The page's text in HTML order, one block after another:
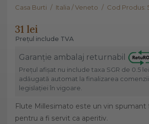
Casa Burti / Italia / Veneto / Cod Produs:
31 lei
Prețul include TVA
Garanție ambalaj returnabil
Prețul afișat nu include taxa SGR de 0.5
adăugată automat la finalizarea
legislației în vigoare.
Flute Millesimato este un vin spumant
pentru a fi servit ca aperitiv.